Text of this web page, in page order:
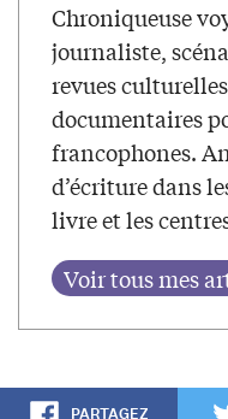
Chroniqueuse
journaliste,
revues
documentaires
francophones.
d’écriture dans
livre et les
PARTAGEZ